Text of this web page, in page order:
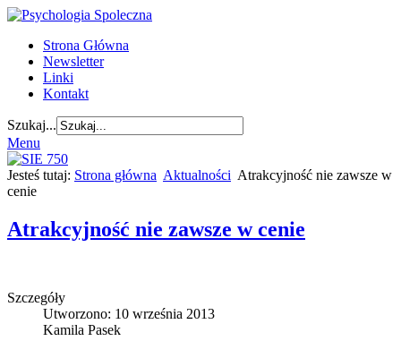
Strona Główna
Newsletter
Linki
Kontakt
Szukaj...
Menu
Jesteś tutaj: Strona główna Aktualności Atrakcyjność nie zawsze w
cenie
Atrakcyjność nie zawsze w cenie
Szczegóły
Utworzono: 10 września 2013
Kamila Pasek